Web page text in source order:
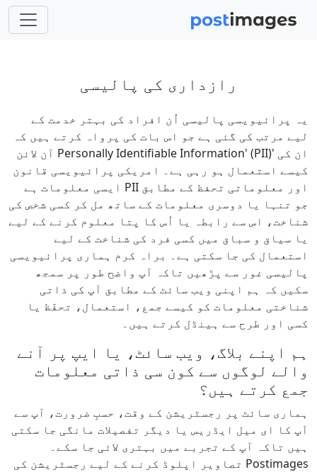
رازداری کی پالیسی
یہ پرائیویسی پالیسی اُن افراد کی بہتر خدمت کے
لیے مرتب کی گئی ہے جو اس بات کی پرواہ کرتے ہیں کہ
ان کی 'Personally Identifiable Information' (PII) آن لائن
کیسے استعمال ہو رہی ہے۔ امریکی پرائیویسی قانون
اور معلوماتی تحفظ کے مطابق PII ایسی معلومات ہے
جو تنہا یا دوسری معلومات کے ساتھ مل کر کسی شخص کی
شناخت، اس سے رابطہ یا اُس کا پتا معلوم کرنے کے لیے
یا سیاق و سباق میں کسی فرد کی شناخت کے لیے
استعمال کی جا سکتی ہے۔ براہ کرم ہماری پرائیویسی
پالیسی غور سے پڑھیں تاکہ آپ واضح طور پر سمجھ
سکیں کہ ہم اپنی ویب سائٹ کے مطابق آپ کی ذاتی
شناختی معلومات کو کیسے جمع، استعمال، تحفّظ یا
کسی اور طرح سے ہینڈل کرتے ہیں۔
ہم اپنے بلاگ، ویب سائٹ، یا ایپ پر آنے
والے لوگوں سے کون سی ذاتی معلومات
جمع کرتے ہیں؟
ہماری سائٹ پر رجسٹریشن کے وقت، حسبِ ضرورت، آپ سے
آپ کا ای میل ایڈریس یا دیگر تفصیلات مانگی جا سکتی
ہیں تاکہ آپ کے تجربے میں بہتری لائی جا سکے۔
Postimages تصاویر اپلوڈ کرنے کے لیے رجسٹریشن کی